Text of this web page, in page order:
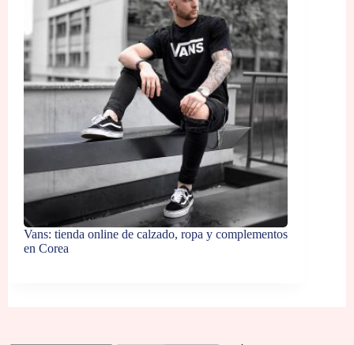
Vans: tienda online de calzado, ropa y complementos
en Corea